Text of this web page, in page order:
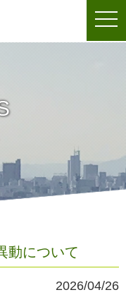
動について
2026/04/26